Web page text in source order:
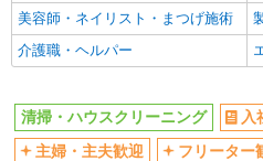
研修制度あり
同じ職種から求人を探す
清掃・ハウスクリーニング
美容師・ネイリスト・まつげ施術
介護職・ヘルパー
清掃・ハウスクリーニング 入
主婦・主夫歓迎
フリーター